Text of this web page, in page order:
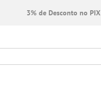
3% de Desconto no PIX